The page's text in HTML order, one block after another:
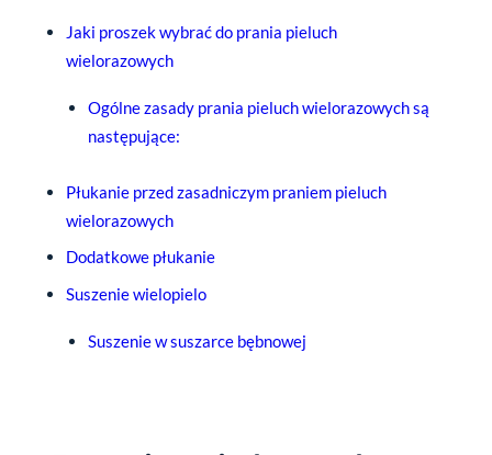
Jaki proszek wybrać do prania pieluch
wielorazowych
Ogólne zasady prania pieluch wielorazowych są
następujące:
Płukanie przed zasadniczym praniem pieluch
wielorazowych
Dodatkowe płukanie
Suszenie wielopielo
Suszenie w suszarce bębnowej